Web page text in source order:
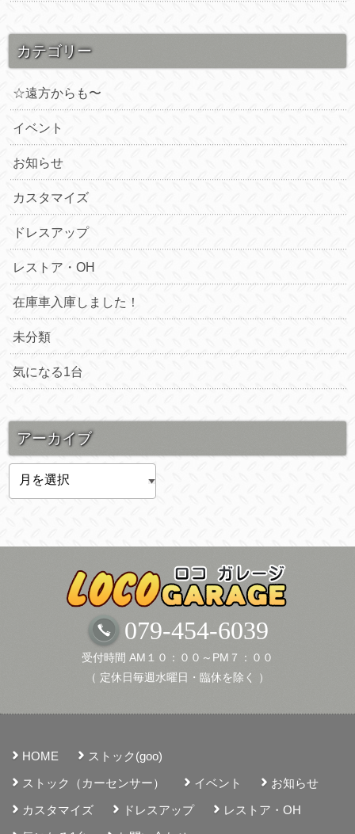
カテゴリー
☆遠方からも〜
イベント
お知らせ
カスタマイズ
ドレスアップ
レストア・OH
在庫車入庫しました！
未分類
気になる1台
アーカイブ
ブ
079-454-6039
受付時間 AM１０：００～PM７：００
（ 定休日毎週水曜日・臨休を除く ）
HOME
ストック(goo)
ストック（カーセンサー）
イベント
お知らせ
カスタマイズ
ドレスアップ
レストア・OH